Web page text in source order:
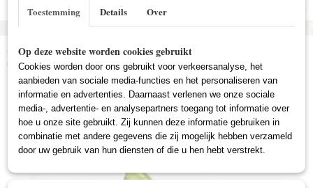
Home >Gebruikte DVD's>Horror DVD Gebruikt
(Gebruikt)
Toestemming Details Over
Op deze website worden cookies gebruikt
Cookies worden door ons gebruikt voor verkeersanalyse, het
aanbieden van sociale media-functies en het personaliseren van
informatie en advertenties. Daarnaast verlenen we onze sociale
media-, advertentie- en analysepartners toegang tot informatie over
hoe u onze site gebruikt. Zij kunnen deze informatie gebruiken in
combinatie met andere gegevens die zij mogelijk hebben verzameld
door uw gebruik van hun diensten of die u hen hebt verstrekt.